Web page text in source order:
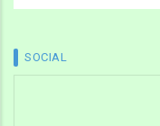
SOCIAL